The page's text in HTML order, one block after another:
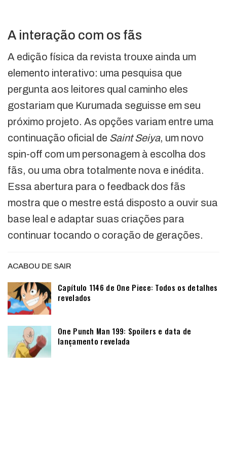
A interação com os fãs
A edição física da revista trouxe ainda um
elemento interativo: uma pesquisa que
pergunta aos leitores qual caminho eles
gostariam que Kurumada seguisse em seu
próximo projeto. As opções variam entre uma
continuação oficial de Saint Seiya, um novo
spin-off com um personagem à escolha dos
fãs, ou uma obra totalmente nova e inédita.
Essa abertura para o feedback dos fãs
mostra que o mestre está disposto a ouvir sua
base leal e adaptar suas criações para
continuar tocando o coração de gerações.
ACABOU DE SAIR
Capítulo 1146 de One Piece: Todos os detalhes
revelados
One Punch Man 199: Spoilers e data de
lançamento revelada